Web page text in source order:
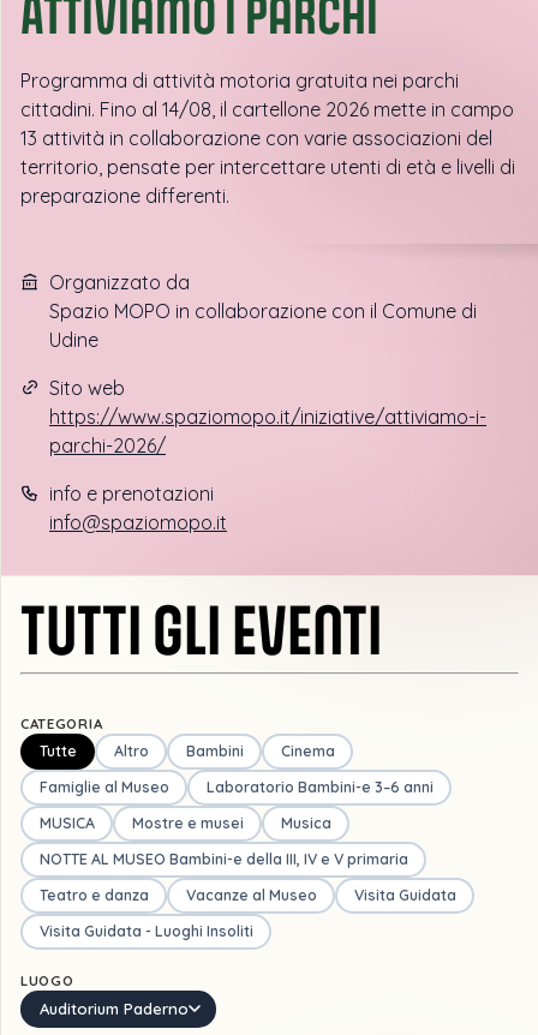
Programma di attività motoria gratuita nei parchi
cittadini. Fino al 14/08, il cartellone 2026 mette in campo
13 attività in collaborazione con varie associazioni del
territorio, pensate per intercettare utenti di età e livelli di
preparazione differenti.
Organizzato da
Spazio MOPO in collaborazione con il Comune di
Udine
Sito web
https://www.spaziomopo.it/iniziative/attiviamo-i-
parchi-2026/
info e prenotazioni
info@spaziomopo.it
TUTTI GLI EVENTI
CATEGORIA
Tutte
Altro Bambini
Cinema
Famiglie al Museo
Laboratorio Bambini-e 3–6 anni
MUSICA
Mostre e musei
Musica
NOTTE AL MUSEO Bambini-e della III, IV e V primaria
Teatro e danza
Vacanze al Museo
Visita Guidata
Visita Guidata - Luoghi Insoliti
LUOGO
Auditorium Paderno